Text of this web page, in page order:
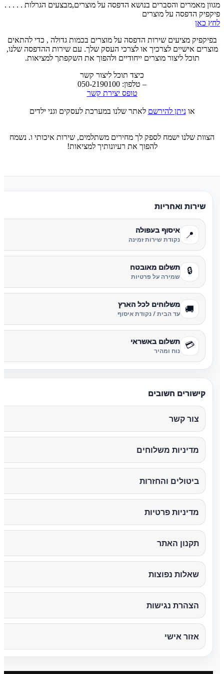
מגוון מאמרים והסברים בנושא הדפסה על מוצרים,מבצעים הגרלות . . . . .
פיקפיק הדפסה על מוצרים
לחץ כאן
בפיקפיק מציעים שירות הדפסה על מוצרים בכמות גדולה , כדי להתאים
מוצרים אישיים לצרכיך או לצרכי העסק שלך. עם שירות ההדפסה שלנו,
תוכל ליצור מוצרים ייחודיים ולהפוך את השקפתך למציאות.
כיצד תוכל ליצור קשר
– טלפון: 050-2190100
טופס יצירת קשר
אוניתן להירשם לאתר שלנו במערכת לעסקים וגני ילדים
הצוות שלנו ישמח לספק לך מחירים משתלמים, שירות איכותי ו. נשמח
להפוך את רעיונותיך למציאות!
שירות ואחריות
📍 איסוף בעפולה
נקודת שירות זמינה
🔒 תשלום מאובטח
שמירה על פרטיות
🚚 משלוחים לכל הארץ
עד הבית / נקודת איסוף
💳 תשלום באשראי
נוח ומהיר
קישורים חשובים
צור קשר
מדיניות משלוחים
ביטולים והחזרות
מדיניות פרטיות
תקנון האתר
שאלות נפוצות
הצהרת נגישות
אזור אישי